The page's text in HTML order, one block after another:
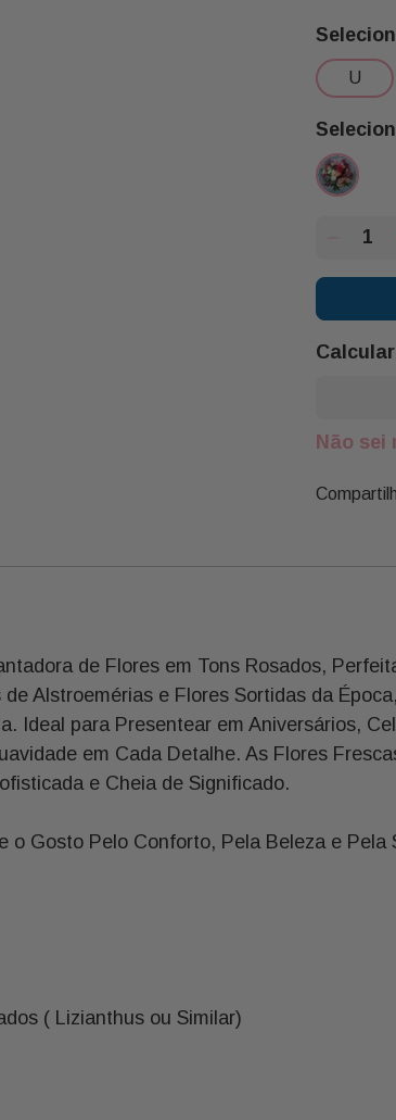
Medidas:
Altura: 35
Peso: 600g
u
Não sei
de Flores em Tons Rosados,
Alstroemérias e Flores Sortidas da
Ideal para Presentear em Aniversários,
em Cada Detalhe. As Flores
e Cheia de Significado.
o Gosto Pelo Conforto, Pela Beleza e
( Lizianthus ou Similar)